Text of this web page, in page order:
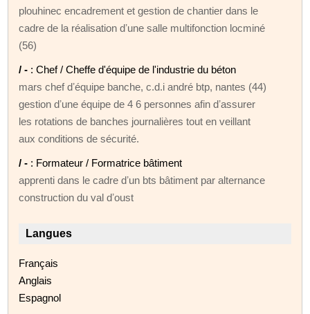
plouhinec encadrement et gestion de chantier dans le
cadre de la réalisation dʼune salle multifonction locminé
(56)
/ - : Chef / Cheffe d'équipe de l'industrie du béton
mars chef dʼéquipe banche, c.d.i andré btp, nantes (44)
gestion dʼune équipe de 4 6 personnes afin dʼassurer
les rotations de banches journalières tout en veillant
aux conditions de sécurité.
/ - : Formateur / Formatrice bâtiment
apprenti dans le cadre dʼun bts bâtiment par alternance
construction du val dʼoust
Langues
Français
Anglais
Espagnol